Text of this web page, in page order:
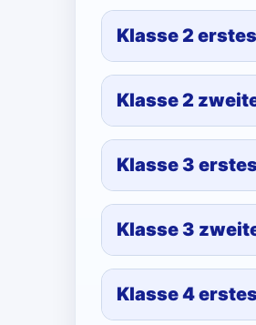
Klasse 2
Klasse 2
Klasse 3
Klasse 3
Klasse 4